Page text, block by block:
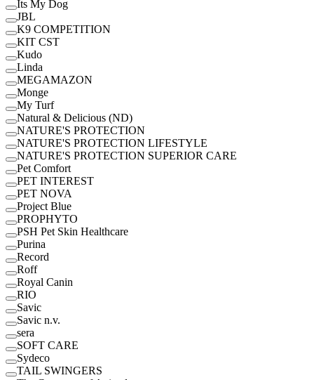
Its My Dog
JBL
K9 COMPETITION
KIT CST
Kudo
Linda
MEGAMAZON
Monge
My Turf
Natural & Delicious (ND)
NATURE'S PROTECTION
NATURE'S PROTECTION LIFESTYLE
NATURE'S PROTECTION SUPERIOR CARE
Pet Comfort
PET INTEREST
PET NOVA
Project Blue
PROPHYTO
PSH Pet Skin Healthcare
Purina
Record
Roff
Royal Canin
RІО
Savic
Savic n.v.
sera
SOFT CARE
Sydeco
TAIL SWINGERS